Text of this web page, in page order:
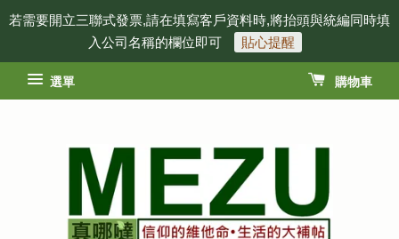
若需要開立三聯式發票,請在填寫客戶資料時,將抬頭與統編同時填
入公司名稱的欄位即可
貼心提醒
選單 購物車